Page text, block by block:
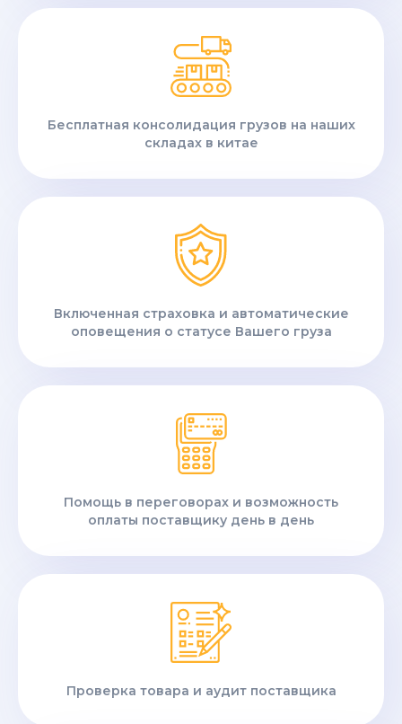
Бесплатная консолидация грузов на наших
складах в китае
Включенная страховка и автоматические
оповещения о статусе Вашего груза
Помощь в переговорах и возможность
оплаты поставщику день в день
Проверка товара и аудит поставщика